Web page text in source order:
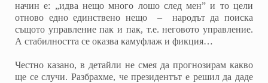
начин е: „идва нещо много лошо след мен” и то цели
отново едно единствено нещо – народът да поиска
същото управление пак и пак, т.е. неговото управление.
А стабилността се оказва камуфлаж и фикция…
Честно казано, в детайли не смея да прогнозирам какво
ще се случи. Разбрахме, че президентът е решил да даде